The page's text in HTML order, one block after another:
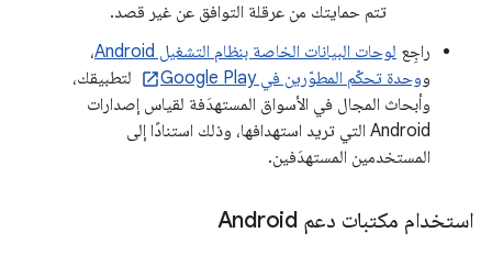
تتم حمايتك من عرقلة التوافق عن غير قصد.
راجِع لوحات البيانات الخاصة بنظام التشغيل Android
،
ووحدة تحكّم المطوّرين في Google Play
لتطبيقك،
وأبحاث المجال في الأسواق المستهدَفة لقياس إصدارات
Android التي تريد استهدافها، وذلك استنادًا إلى
المستخدمين المستهدَفين.
استخدام مكتبات دعم Android